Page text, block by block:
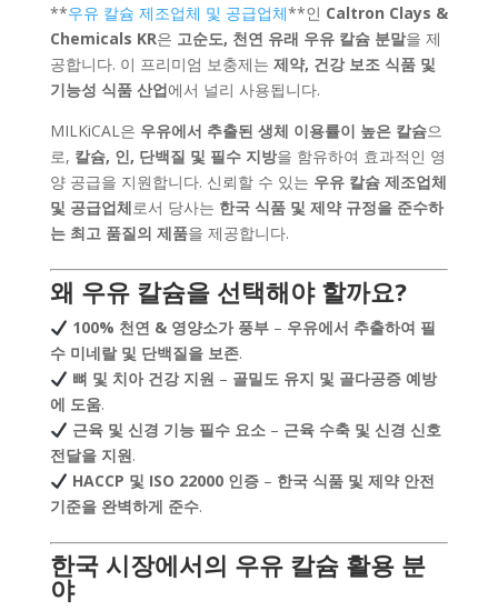
**우유 칼슘 제조업체 및 공급업체**인 Caltron Clays &
Chemicals KR은 고순도, 천연 유래 우유 칼슘 분말을 제
공합니다. 이 프리미엄 보충제는 제약, 건강 보조 식품 및
기능성 식품 산업에서 널리 사용됩니다.
MILKiCAL은 우유에서 추출된 생체 이용률이 높은 칼슘으
로, 칼슘, 인, 단백질 및 필수 지방을 함유하여 효과적인 영
양 공급을 지원합니다. 신뢰할 수 있는 우유 칼슘 제조업체
및 공급업체로서 당사는 한국 식품 및 제약 규정을 준수하
는 최고 품질의 제품을 제공합니다.
왜 우유 칼슘을 선택해야 할까요?
100% 천연 & 영양소가 풍부– 우유에서 추출하여 필
수 미네랄 및 단백질을 보존.
뼈 및 치아 건강 지원 – 골밀도 유지 및 골다공증 예방
에 도움.
근육 및 신경 기능 필수 요소– 근육 수축 및 신경 신호
전달을 지원.
HACCP 및 ISO 22000 인증– 한국 식품 및 제약 안전
기준을 완벽하게 준수.
한국 시장에서의 우유 칼슘 활용 분
야